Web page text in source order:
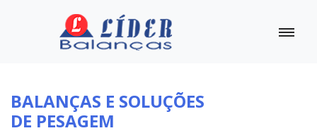
BALANÇAS E SOLUÇÕES
DE PESAGEM